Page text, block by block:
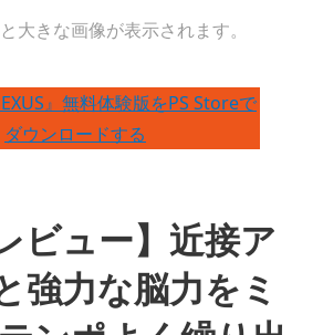
大きな画像が表示されます。
』無料体験版をPS Storeで
ダウンロードする
ビュー】近接ア
強力な脳力をミ